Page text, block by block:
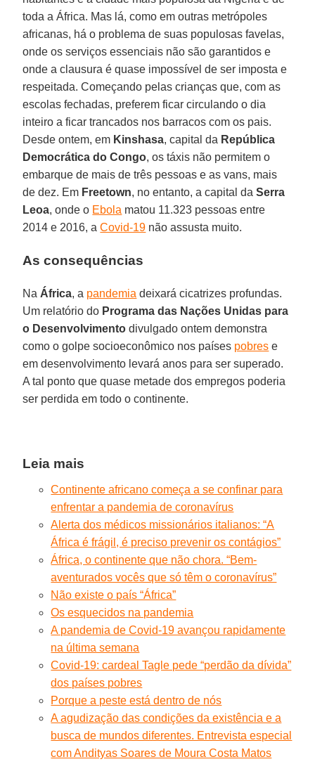
toda a África. Mas lá, como em outras metrópoles
africanas, há o problema de suas populosas favelas,
onde os serviços essenciais não são garantidos e
onde a clausura é quase impossível de ser imposta e
respeitada. Começando pelas crianças que, com as
escolas fechadas, preferem ficar circulando o dia
inteiro a ficar trancados nos barracos com os pais.
Desde ontem, em Kinshasa, capital da República
Democrática do Congo, os táxis não permitem o
embarque de mais de três pessoas e as vans, mais
de dez. Em Freetown, no entanto, a capital daSerra
Leoa, onde o Ebola matou 11.323 pessoas entre
2014 e 2016, aCovid-19 não assusta muito.
As consequências
Na África, a pandemia deixará cicatrizes profundas.
Um relatório do Programa das Nações Unidas para
o Desenvolvimento divulgado ontem demonstra
como o golpe socioeconômico nos países pobres e
em desenvolvimento levará anos para ser superado.
A tal ponto que quase metade dos empregos poderia
ser perdida em todo o continente.
Leia mais
Continente africano começa a se confinar para
enfrentar a pandemia de coronavírus
Alerta dos médicos missionários italianos: “A
África é frágil, é preciso prevenir os contágios”
África, o continente que não chora. “Bem-
aventurados vocês que só têm o coronavírus”
Não existe o país “África”
Os esquecidos na pandemia
A pandemia de Covid-19 avançou rapidamente
na última semana
Covid-19: cardeal Tagle pede “perdão da dívida”
dos países pobres
Porque a peste está dentro de nós
A agudização das condições da existência e a
busca de mundos diferentes. Entrevista especial
com Andityas Soares de Moura Costa Matos